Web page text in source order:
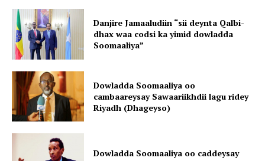
Danjire Jamaaludiin “sii deynta Qalbi-
dhax waa codsi ka yimid dowladda
Soomaaliya”
Dowladda Soomaaliya oo
cambaareysay Sawaariikhdii lagu ridey
Riyadh (Dhageyso)
Dowladda Soomaaliya oo caddeysay